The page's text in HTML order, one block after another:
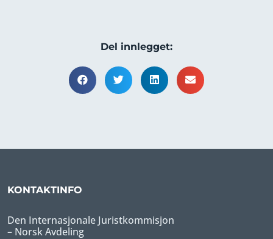
Del innlegget:
KONTAKTINFO
Den Internasjonale Juristkommisjon
– Norsk Avdeling